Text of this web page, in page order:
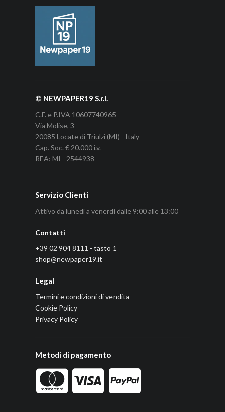
© NEWPAPER19 S.r.l.
C.F. e P.IVA 10607740965
Via Molise, 3
20085 Locate di Triulzi (MI) - Italy
Cap. Soc. € 20.000 i.v.
REA: MI - 2544938
Servizio Clienti
Attivo da lunedì a venerdì dalle 9:00 alle 13:00
Contatti
+39 02 904 8111 - tasto 1
shop@newpaper19.it
Legal
Termini e condizioni di vendita
Cookie Policy
Privacy Policy
Metodi di pagamento